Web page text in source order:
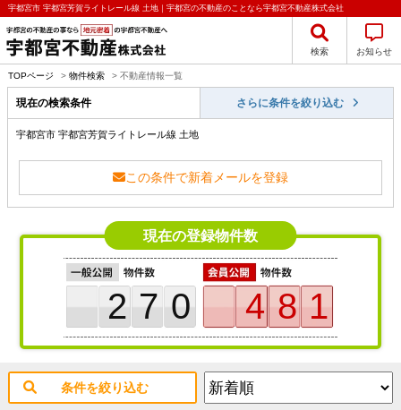
宇都宮市 宇都宮芳賀ライトレール線 土地｜宇都宮の不動産のことなら宇都宮不動産株式会社
検索 お知らせ
TOPページ > 物件検索 > 不動産情報一覧
現在の検索条件 さらに条件を絞り込む
宇都宮市 宇都宮芳賀ライトレール線 土地
この条件で新着メールを登録
現在の登録物件数
270 481
条件を絞り込む